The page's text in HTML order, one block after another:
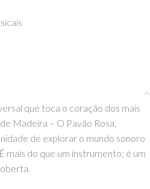
que toca o coração dos mais
Madeira – O Pavão Rosa,
de explorar o mundo sonoro
mais do que um instrumento; é um